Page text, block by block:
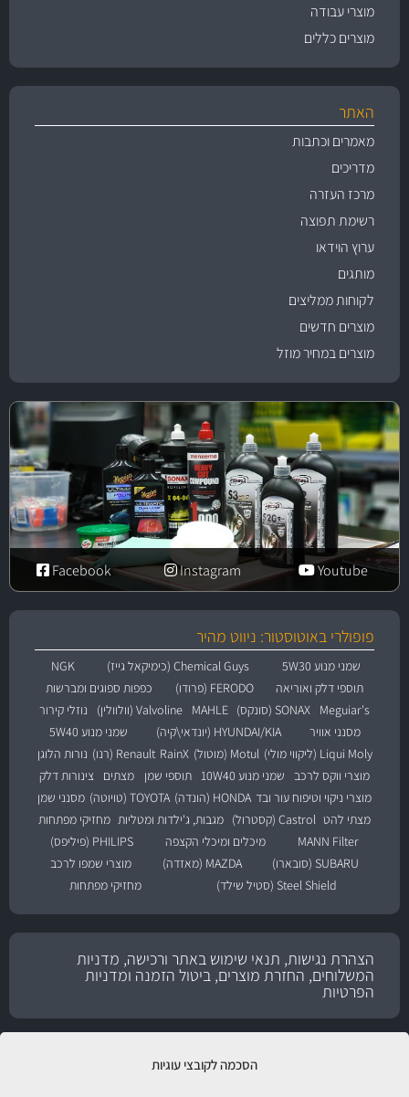
הסכמה לקובצי עוגיות
מוצרי עבודה
מוצרים כללים
האתר
מאמרים וכתבות
מדריכים
מרכז העזרה
רשימת תפוצה
ערוץ הוידאו
מותגים
לקוחות ממליצים
מוצרים חדשים
מוצרים במחיר מוזל
Youtube
Instagram
Facebook
פופולרי באוטוסטור: ניווט מהיר
שמני מנוע 5W30 Chemical Guys (כימיקאל גייז)
NGK
תוספי דלק ואוריאה
FERODO (פרודו)
כפפות ספוגים ומברשות
Meguiar's
SONAX (סונקס) MAHLE Valvoline (וולוולין)
נוזלי קירור
מסנני אוויר
HYUNDAI/KIA (יונדאי\קיה)
שמני מנוע 5W40
Liqui Moly (ליקווי מולי)
Motul (מוטול) RainX Renault (רנו)
נורות הלוגן
מוצרי ווקס לרכב
שמני מנוע 10W40 תוספי שמן מצתים
צינורות דלק
מוצרי ניקוי וטיפוח עור ובד HONDA (הונדה) TOYOTA (טויוטה)
מסנני שמן
מצתי להט Castrol (קסטרול) מגבות, ג'ילדות ומטליות מחזיקי מפתחות
MANN Filter
מיכלים ומיכלי הקצפה
PHILIPS (פיליפס)
SUBARU (סובארו)
MAZDA (מאזדה)
מוצרי שמפו לרכב
Steel Shield (סטיל שילד)
מחזיקי מפתחות
הצהרת נגישות, תנאי שימוש באתר ורכישה, מדניות
המשלוחים, החזרת מוצרים, ביטול הזמנה ומדניות
הפרטיות